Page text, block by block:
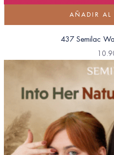
AÑADIR AL
437 Semilac